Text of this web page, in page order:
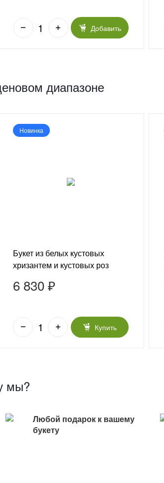
Добавить
диапазоне
Новинка
Букет из белых кустовых
хризантем и кустовых роз
6 830 ₽
Купить
мы?
Любой подарок к вашему
букету